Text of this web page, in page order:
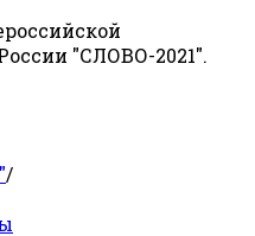
"СЛОВО-2021".
/